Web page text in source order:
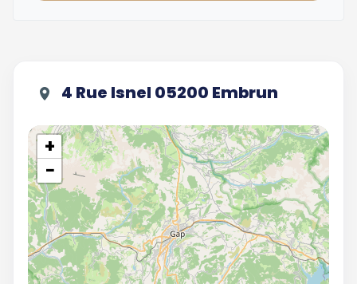
4 Rue Isnel 05200 Embrun
+
−